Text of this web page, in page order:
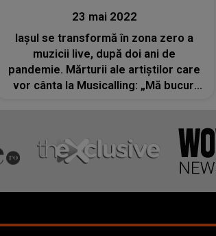
23 mai 2022
Iașul se transformă în zona zero a
muzicii live, după doi ani de
pandemie. Mărturii ale artiștilor care
vor cânta la Musicalling: „Mă bucur,